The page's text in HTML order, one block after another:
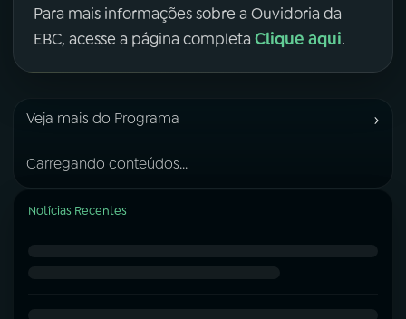
Para mais informações sobre a Ouvidoria da
EBC, acesse a página completa Clique aqui.
Veja mais do Programa ›
Carregando conteúdos...
Notícias Recentes